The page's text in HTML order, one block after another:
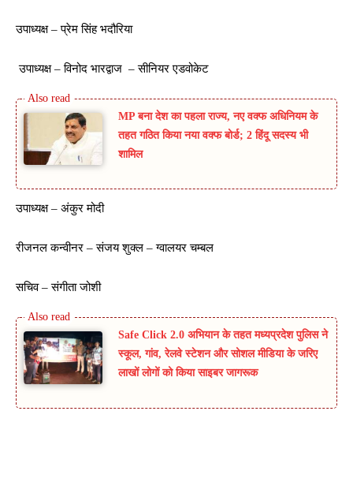
उपाध्यक्ष – प्रेम सिंह भदौरिया
उपाध्यक्ष – विनोद भारद्वाज – सीनियर एडवोकेट
MP बना देश का पहला राज्य, नए वक्फ अधिनियम के
तहत गठित किया नया वक्फ बोर्ड; 2 हिंदू सदस्य भी
शामिल
उपाध्यक्ष – अंकुर मोदी
रीजनल कन्वीनर – संजय शुक्ल – ग्वालयर चम्बल
सचिव – संगीता जोशी
Safe Click 2.0 अभियान के तहत मध्यप्रदेश पुलिस ने
स्कूल, गांव, रेलवे स्टेशन और सोशल मीडिया के जरिए
लाखों लोगों को किया साइबर जागरूक